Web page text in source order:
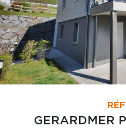
GERARDMER